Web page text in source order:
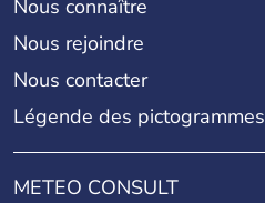
Nous connaître
Nous rejoindre
Nous contacter
Légende des pictogrammes
METEO CONSULT